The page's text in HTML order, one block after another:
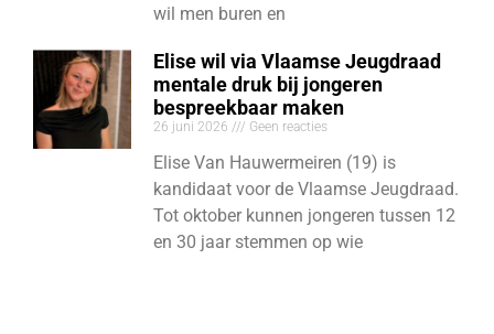
wil men buren en
Elise wil via Vlaamse Jeugdraad
mentale druk bij jongeren
bespreekbaar maken
26 juni 2026 Geen reacties
Elise Van Hauwermeiren (19) is
kandidaat voor de Vlaamse Jeugdraad.
Tot oktober kunnen jongeren tussen 12
en 30 jaar stemmen op wie